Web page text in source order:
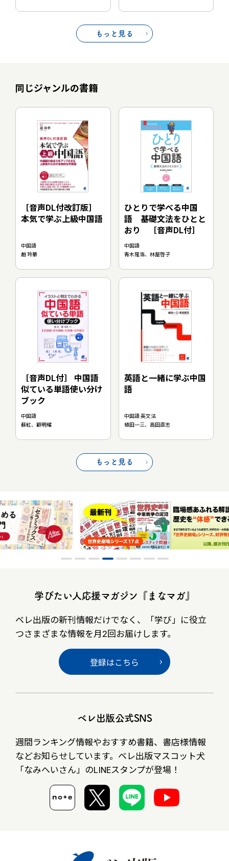
もっと見る
同じジャンルの書籍
［音声DL付改訂版］
本気で学ぶ上級中国語
中国語
趙 玲華
ひとりで学べる中国
語 基礎文法をひとと
おり ［音声DL付］
中国語
青木隆浩、林屋啓子
［音声DL付］ 中国語
似ている単語使い分け
ブック
中国語
蘇紅、顧明耀
英語と一緒に学ぶ中国
語
中国語 英文法
植田一三、高田直志
もっと見る
学びたい人応援マガジン『まなマガ』
ベレ出版の新刊情報だけでなく、
「学び」に役立
つさまざまな情報を月2回お届けします。
登録はこちら
ベレ出版公式SNS
週間ランキング情報やおすすめ書籍、書店様情報
などお知らせしています。ベレ出版マスコット犬
「なみへいさん」のLINEスタンプが登場！